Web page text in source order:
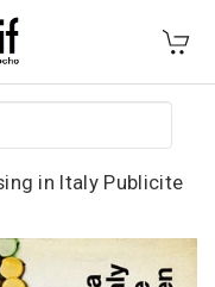
in Italy Publicite